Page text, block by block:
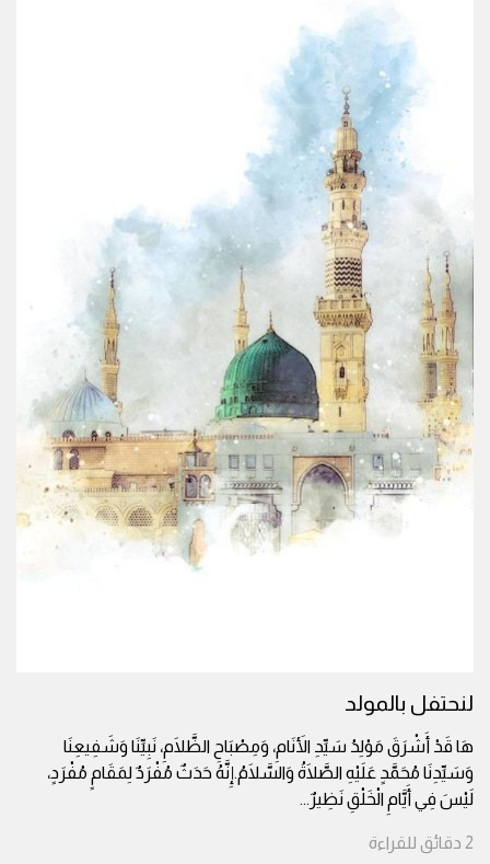
لنحتفل بالمولد
هَا قَدْ أَشْرَقَ مَوْلِدُ سَيِّدِ الأَنَامِ، وَمِصْبَاحِ الظَّلَامِ، نَبِيِّنَا وَشَفِيعِنَا
وَسَيِّدِنَا مُحَمَّدٍ عَلَيْهِ الصَّلَاةُ وَالسَّلَامُ.إِنَّهُ حَدَثٌ مُفْرَدٌ لِمَقَامٍ مُفْرَدٍ،
لَيْسَ فِي أَيَّامِ الْخَلْقِ نَظِيرٌ...
2 دقائق للقراءة